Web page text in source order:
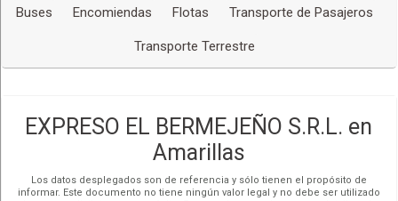
Buses Encomiendas Flotas Transporte de Pasajeros
Transporte Terrestre
EXPRESO EL BERMEJEÑO S.R.L. en
Amarillas
Los datos desplegados son de referencia y sólo tienen el propósito de
informar. Este documento no tiene ningún valor legal y no debe ser utilizado